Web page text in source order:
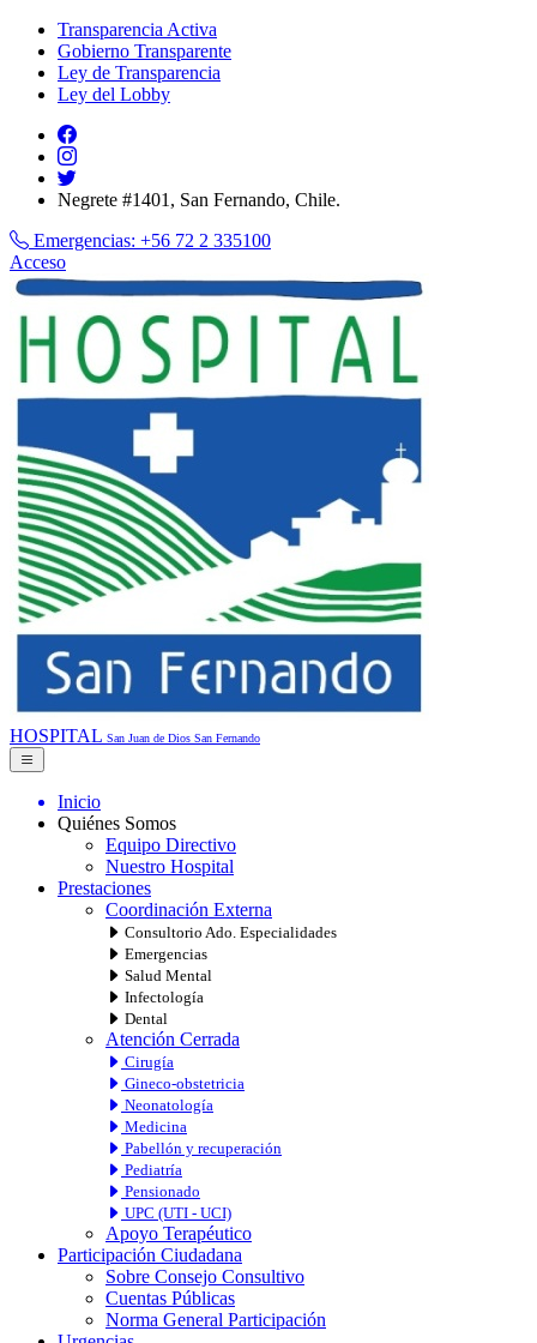
Transparencia Activa
Gobierno Transparente
Ley de Transparencia
Ley del Lobby
Negrete #1401, San Fernando, Chile.
Emergencias: +56 72 2 335100
Acceso
HOSPITAL San Juan de Dios San Fernando
Inicio
Quiénes Somos
Equipo Directivo
Nuestro Hospital
Prestaciones
Coordinación Externa
Consultorio Ado. Especialidades
Emergencias
Salud Mental
Infectología
Dental
Atención Cerrada
Cirugía
Gineco-obstetricia
Neonatología
Medicina
Pabellón y recuperación
Pediatría
Pensionado
UPC (UTI - UCI)
Apoyo Terapéutico
Participación Ciudadana
Sobre Consejo Consultivo
Cuentas Públicas
Norma General Participación